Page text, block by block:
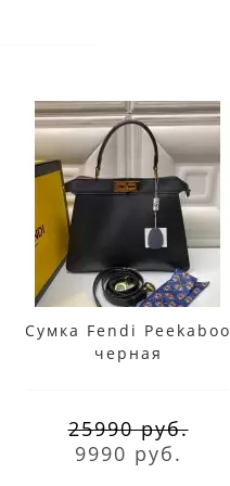
Сумка Fendi Peekaboo
черная
25990 руб.
9990 руб.